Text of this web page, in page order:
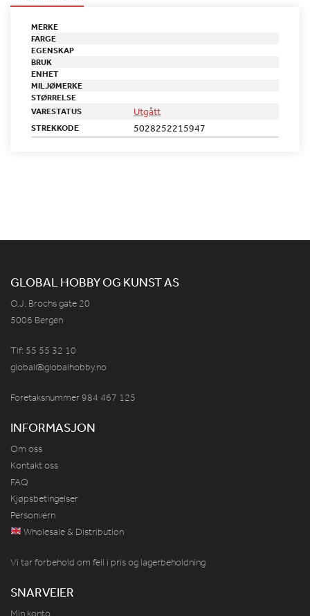
MERKE
FARGE
EGENSKAP
BRUK
ENHET
MILJØMERKE
STØRRELSE
VARESTATUS
Utgått
STREKKODE 5028252215947
GLOBAL HOBBY OG KUNST AS
O.J. Brochs gate 20
5006 Bergen
Tlf: 55 55 32 10
global@globalhobby.no
Foretaksnummer 984 467 125
INFORMASJON
Om oss
Kontakt oss
FAQ
Kjøpsbetingelser
Personvern
Wholesale & Distribution
Vi tar forbehold om feil i pris og lagerbeholdning
SNARVEIER
Min konto